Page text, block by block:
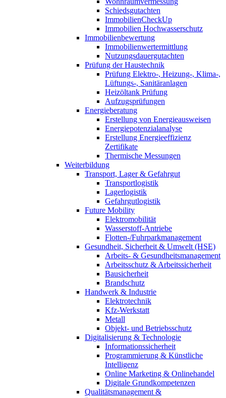
Schiedsgutachten
ImmobilienCheckUp
Immobilien Hochwasserschutz
Immobilienbewertung
Immobilienwertermittlung
Nutzungsdauergutachten
Prüfung der Haustechnik
Prüfung Elektro-, Heizung-, Klima-,
Lüftungs-, Sanitäranlagen
Heizöltank Prüfung
Aufzugsprüfungen
Energieberatung
Erstellung von Energieausweisen
Energiepotenzialanalyse
Erstellung Energieeffizienz
Zertifikate
Thermische Messungen
Weiterbildung
Transport, Lager & Gefahrgut
Transportlogistik
Lagerlogistik
Gefahrgutlogistik
Future Mobility
Elektromobilität
Wasserstoff-Antriebe
Flotten-/Fuhrparkmanagement
Gesundheit, Sicherheit & Umwelt (HSE)
Arbeits- & Gesundheitsmanagement
Arbeitsschutz & Arbeitssicherheit
Bausicherheit
Brandschutz
Handwerk & Industrie
Elektrotechnik
Kfz-Werkstatt
Metall
Objekt- und Betriebsschutz
Digitalisierung & Technologie
Informationssicherheit
Programmierung & Künstliche
Intelligenz
Online Marketing & Onlinehandel
Digitale Grundkompetenzen
Qualitätsmanagement &